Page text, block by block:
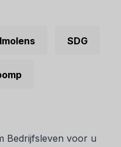
SDG
Bedrijfsleven voor u